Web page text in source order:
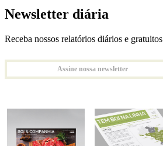
Newsletter diária
Receba nossos relatórios diários e gratuitos
Assine nossa newsletter